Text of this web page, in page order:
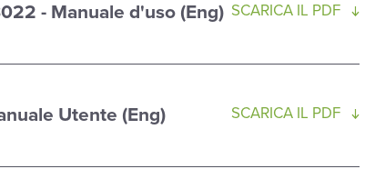
- Manuale d'uso (Eng) SCARICA IL PDF
Utente (Eng) SCARICA IL PDF